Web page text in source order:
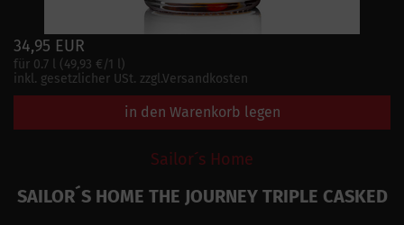
34,95 EUR
für 0.7 l (49,93 €/1 l)
inkl. gesetzlicher USt. zzgl.Versandkosten
in den Warenkorb legen
Sailor´s Home
SAILOR´S HOME THE JOURNEY TRIPLE CASKED